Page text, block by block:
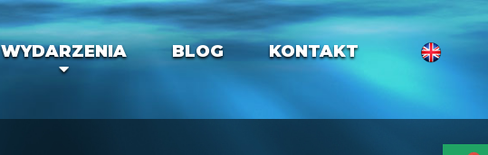
WYDARZENIA BLOG KONTAKT